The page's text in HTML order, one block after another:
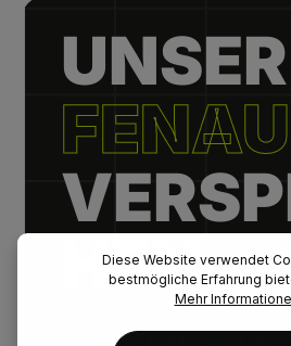
HEN.
// Kurze Lieferzeiten.
Diese Website verwendet
bestmögliche Erfahrung
Mehr